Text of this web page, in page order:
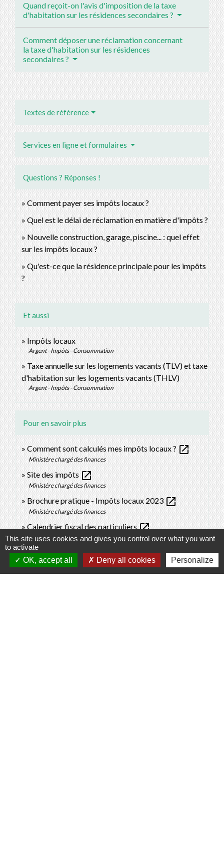
Quand reçoit-on l'avis d'imposition de la taxe
d'habitation sur les résidences secondaires ?
Comment déposer une réclamation concernant
la taxe d'habitation sur les résidences
secondaires ?
Textes de référence
Services en ligne et formulaires
Questions ? Réponses !
Comment payer ses impôts locaux ?
Quel est le délai de réclamation en matière d'impôts ?
Nouvelle construction, garage, piscine... : quel effet
sur les impôts locaux ?
Qu'est-ce que la résidence principale pour les impôts
?
Et aussi
Impôts locaux
Argent - Impôts - Consommation
Taxe annuelle sur les logements vacants (TLV) et taxe
d'habitation sur les logements vacants (THLV)
Argent - Impôts - Consommation
Pour en savoir plus
Comment sont calculés mes impôts locaux ?open_in_new
Ministère chargé des finances
Site des impôts open_in_new
Ministère chargé des finances
Brochure pratique - Impôts locaux 2023open_in_new
Ministère chargé des finances
Calendrier fiscal des particuliersopen_in_new
Ministère chargé des finances
Personnes hébergées en maison de retraite ou dans
un établissement de soins de longue durée open_in_new
Legifrance
This site uses cookies and gives you control over what you want
to activate
OK, accept all
Deny all cookies Personalize